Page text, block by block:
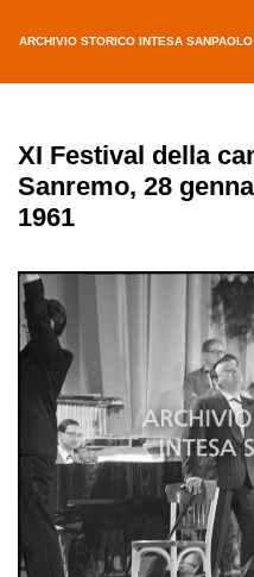
ARCHIVIO STORICO INTESA SANPAOLO
XI Festival della
Sanremo, 28
1961